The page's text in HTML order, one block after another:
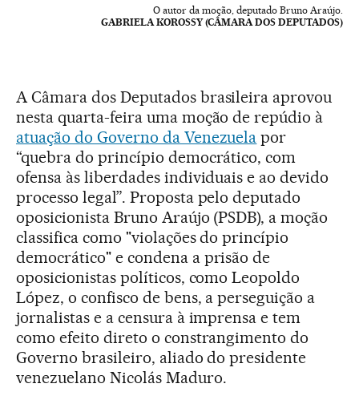
O autor da moção, deputado Bruno Araújo.
GABRIELA KOROSSY (CÂMARA DOS DEPUTADOS)
A Câmara dos Deputados brasileira aprovou
nesta quarta-feira uma moção de repúdio à
atuação do Governo da Venezuela por
“quebra do princípio democrático, com
ofensa às liberdades individuais e ao devido
processo legal”. Proposta pelo deputado
oposicionista Bruno Araújo (PSDB), a moção
classifica como "violações do princípio
democrático" e condena a prisão de
oposicionistas políticos, como Leopoldo
López, o confisco de bens, a perseguição a
jornalistas e a censura à imprensa e tem
como efeito direto o constrangimento do
Governo brasileiro, aliado do presidente
venezuelano Nicolás Maduro.